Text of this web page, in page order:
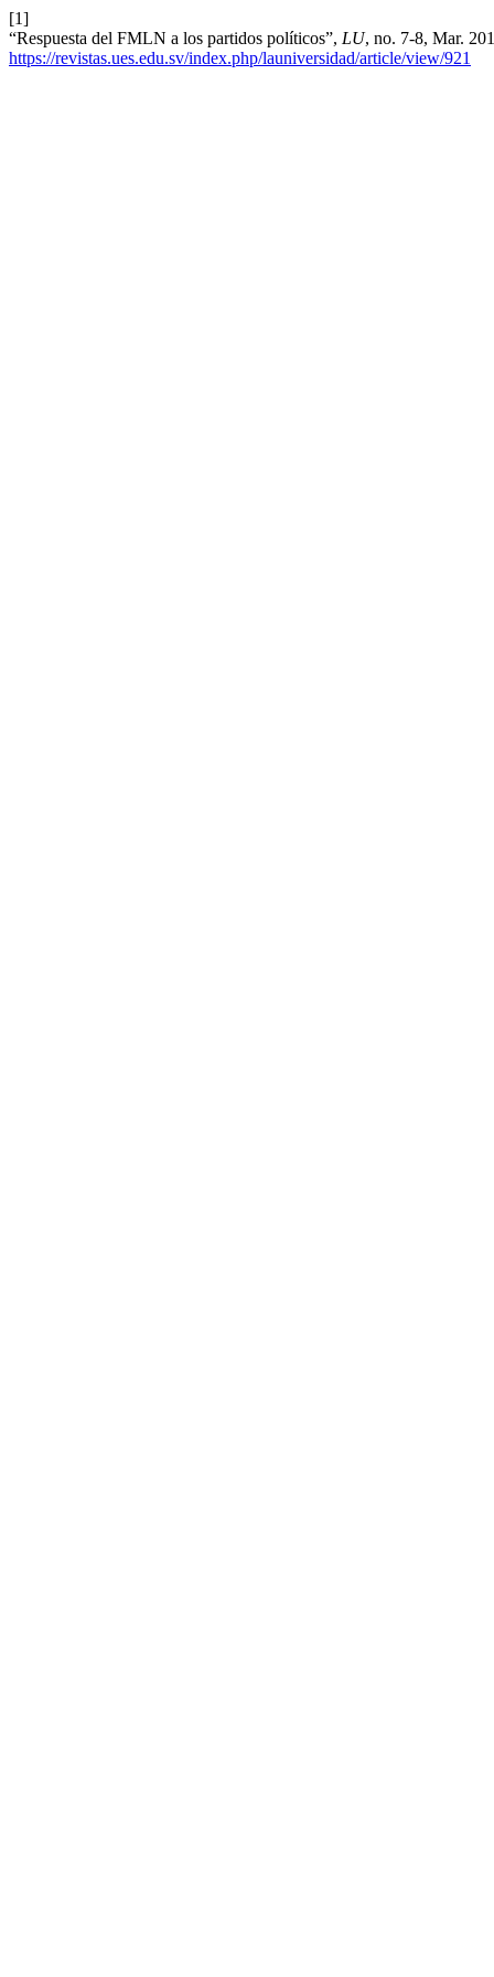
[1]
“Respuesta del FMLN a los partidos políticos”, LU, no. 7-8, Mar.
https://revistas.ues.edu.sv/index.php/launiversidad/article/view/921